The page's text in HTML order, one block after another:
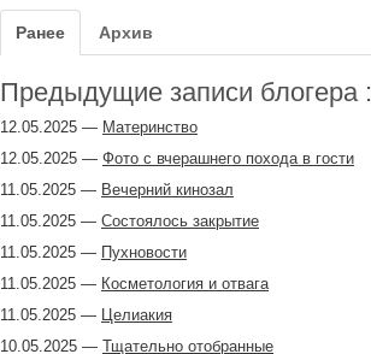
Ранее Архив
Предыдущие записи блогера :
12.05.2025 — Материнство
12.05.2025 — Фото с вчерашнего похода в гости
11.05.2025 — Вечерний кинозал
11.05.2025 — Состоялось закрытие
11.05.2025 — Пухновости
11.05.2025 — Косметология и отвага
11.05.2025 — Целиакия
10.05.2025 — Тщательно отобранные